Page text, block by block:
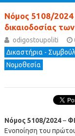
Νόμος 5108/
δικαιοδοσίας
odigostoupoliti
Δικαστήρια -
Νομοθεσία
Νόμος 5108/2024–
Ενοποίηση του